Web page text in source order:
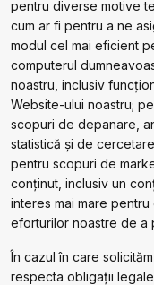
pentru diverse motive
cum ar fi pentru a ne
modul cel mai eficient
computerul
noastru, inclusiv
Website-ului noastru;
scopuri de depanare,
statistică și de
pentru scopuri de
conținut, inclusiv un
interes mai mare
eforturilor noastre de a
În cazul în care
respecta obligații